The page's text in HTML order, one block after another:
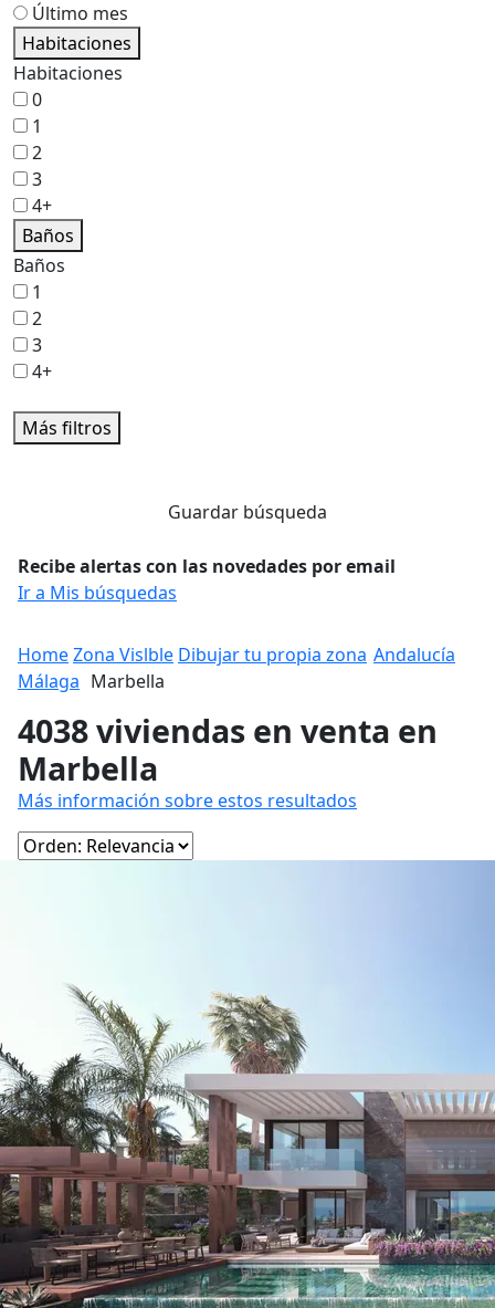
Último mes
Habitaciones
Habitaciones
0
1
2
3
4+
Baños
Baños
1
2
3
4+
Más filtros
Guardar búsqueda
Recibe alertas con las novedades por email
Ir a Mis búsquedas
HomeZona Vislble Dibujar tu propia zona Andalucía
Málaga Marbella
4038 viviendas en venta en
Marbella
Más información sobre estos resultados